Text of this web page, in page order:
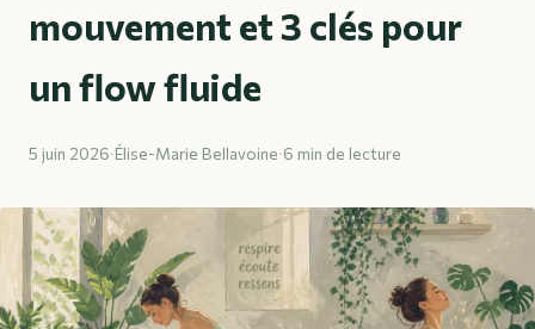
mouvement et 3 clés pour
un flow fluide
5 juin 2026·Élise-Marie Bellavoine·6 min de lecture